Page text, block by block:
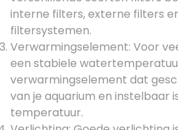
interne filters, externe filters
filtersystemen.
Verwarmingselement: Voor
een stabiele
verwarmingselement dat
van je aquarium en instelbaar
temperatuur.